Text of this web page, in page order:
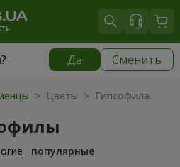
? Да Сменить
|
> Цветы > Гипсофила
популярные